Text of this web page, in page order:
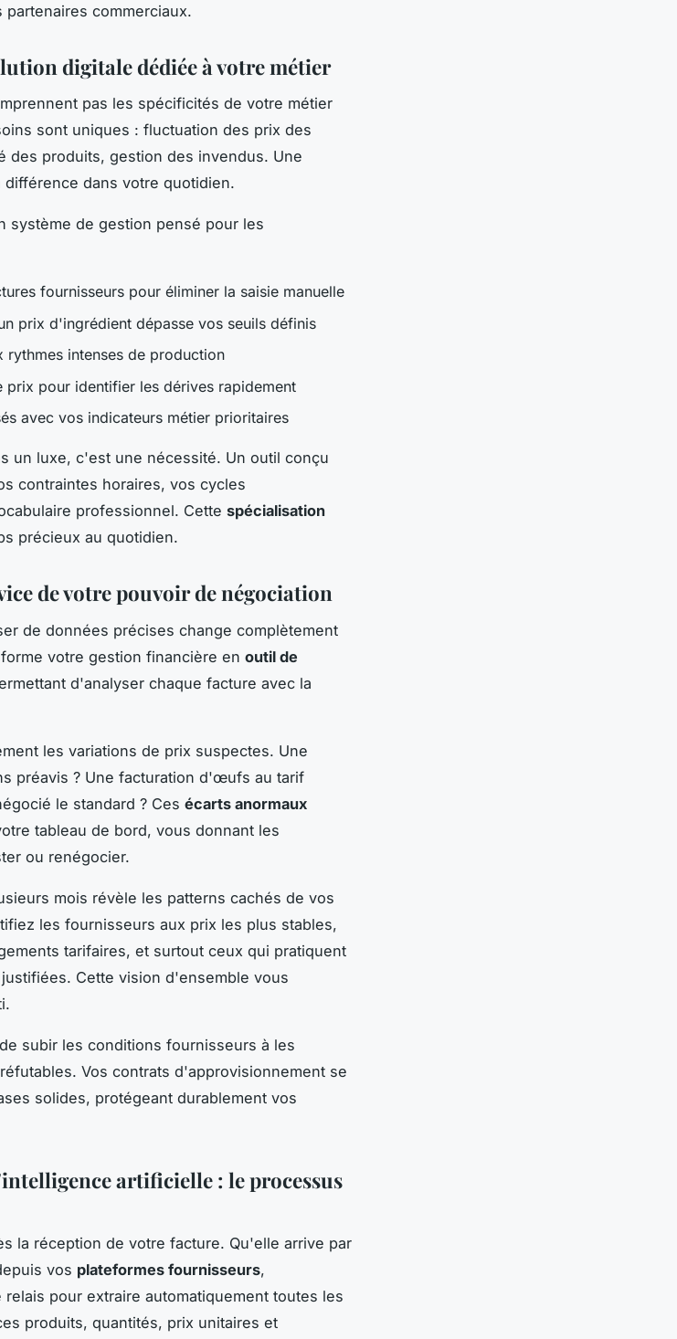
commerciaux.
digitale dédiée à votre métier
pas les spécificités de votre métier
sont uniques : fluctuation des prix des
des produits, gestion des invendus. Une
différence dans votre quotidien.
système de gestion pensé pour les
fournisseurs pour éliminer la saisie manuelle
prix d'ingrédient dépasse vos seuils définis
rythmes intenses de production
prix pour identifier les dérives rapidement
avec vos indicateurs métier prioritaires
un luxe, c'est une nécessité. Un outil conçu
contraintes horaires, vos cycles
professionnel. Cette spécialisation
précieux au quotidien.
de votre pouvoir de négociation
de données précises change complètement
votre gestion financière en outil de
d'analyser chaque facture avec la
les variations de prix suspectes. Une
préavis ? Une facturation d'œufs au tarif
le standard ? Ces écarts anormaux
tableau de bord, vous donnant les
ou renégocier.
mois révèle les patterns cachés de vos
les fournisseurs aux prix les plus stables,
tarifaires, et surtout ceux qui pratiquent
Cette vision d'ensemble vous
subir les conditions fournisseurs à les
Vos contrats d'approvisionnement se
solides, protégeant durablement vos
artificielle : le processus
la réception de votre facture. Qu'elle arrive par
vos plateformes fournisseurs,
pour extraire automatiquement toutes les
produits, quantités, prix unitaires et